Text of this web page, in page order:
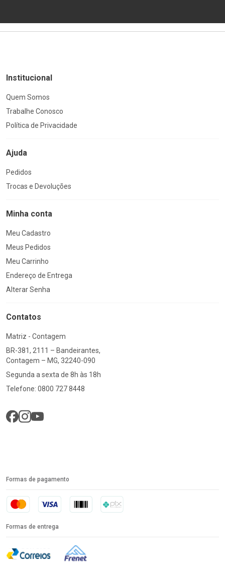
Institucional
Quem Somos
Trabalhe Conosco
Política de Privacidade
Ajuda
Pedidos
Trocas e Devoluções
Minha conta
Meu Cadastro
Meus Pedidos
Meu Carrinho
Endereço de Entrega
Alterar Senha
Contatos
Matriz - Contagem
BR-381, 2111 – Bandeirantes,
Contagem – MG, 32240-090
Segunda a sexta de 8h às 18h
Telefone: 0800 727 8448
Formas de pagamento
Formas de entrega